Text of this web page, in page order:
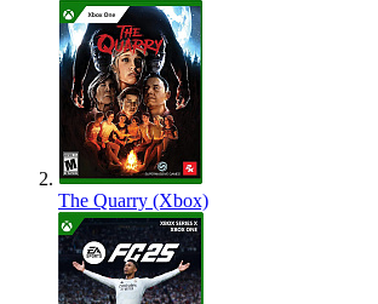
The Quarry (Xbox)